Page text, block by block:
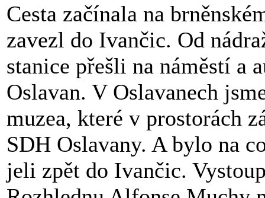
Cesta začínala na
zavezl do Ivančic. Od
stanice přešli na náměstí a
Oslavan. V Oslavanech
muzea, které v prostorách
SDH Oslavany. A bylo na
jeli zpět do Ivančic.